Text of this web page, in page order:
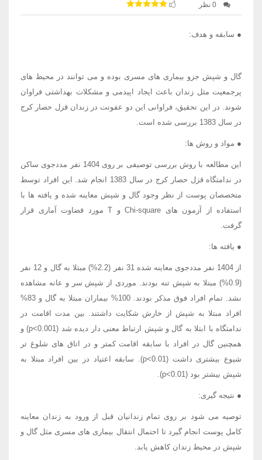
0 نظر
● سابقه و هدف:
گال و شپش جزو بیماری های مسری بوده و می توانند در محیط های
پرجمعیت مثل زندان باعث ایجاد اپیدمی و مشکلات بهداشتی فراوان
شوند. در این تحقیق، فراوانی این دو عفونت در زندان قزل حصار کرج
در سال 1383 بررسی شده است.
● مواد و روش ها:
این مطالعه با روش بررسی توصیفی بر روی 1404 نفر مددجوی ساکن
در ندامتگاه قزل حصار کرج در سال 1383 انجام شد. این افراد توسط
متخصصان پوست از نظر وجود گال و شپش معاینه شده و یافته ها با
استفاده از آزمون های Chi-square و T مورد قضاوت آماری قرار
گرفت.
● یافته ها:
از 1404 نفر مددجوی معاینه شده 31 نفر (2.2%) مبتلا به گال و 12 نفر
(0.9%) مبتلا به شپش تنه بودند. موردی از شپش سر و عانه مشاهده
نشد. تمام افراد فوق مذکر بودند. 100% بیماران مبتلا به گال و 83%
افراد مبتلا به شپش از خارش شکایت داشتند. بین مدت اقامت در
ندامتگاه با ابتلا به گال و شپش ارتباط معنی دار دیده شد (p<0.001) و
همچنین گال در افراد با سابقه اقامت کمتر و در اتاق های شلوغ تر
شیوع بیشتری داشت (p<0.01). سابقه اعتیاد در بین افراد مبتلا به
شپش بیشتر بود (p<0.01).
● نتیجه گیری:
توصیه می شود بر روی تمام زندانیان قبل از ورود به زندان معاینه
کامل پوست انجام گیرد تا احتمال انتقال بیماری های مسری مثل گال و
شپش در محیط زندان کاهش یابد.